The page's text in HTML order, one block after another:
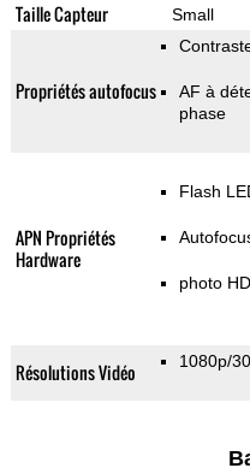
Taille Capteur Small
Propriétés autofocus
AF à
phase
APN Propriétés
Hardware
Flash
photo
Résolutions Vidéo 1080p/